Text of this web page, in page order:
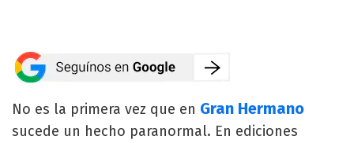
No es la primera vez que en Gran Hermano
sucede un hecho paranormal. En ediciones